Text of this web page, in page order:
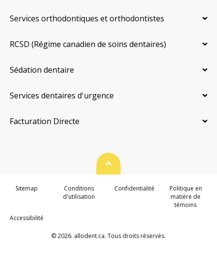
Services orthodontiques et orthodontistes
RCSD (Régime canadien de soins dentaires)
Sédation dentaire
Services dentaires d'urgence
Facturation Directe
© 2026. allodent.ca. Tous droits réservés.
Haut de page
Sitemap
Conditions
d'utilisation
Confidentialité
Politique en
matière de
témoins
Accessibilité